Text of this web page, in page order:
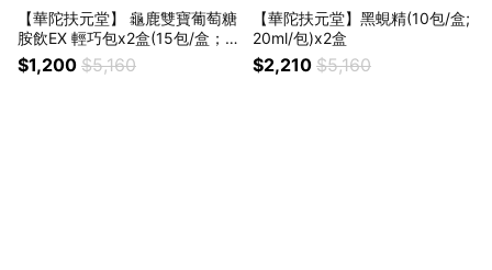
【華陀扶元堂】 龜鹿雙寶葡萄糖
胺飲EX 輕巧包x2盒(15包/盒；2
2ml/包)年節禮盒/送禮
$1,200 $5,160
【華陀扶元堂】黑蜆精(10包/盒;
20ml/包)x2盒
$2,210 $5,160